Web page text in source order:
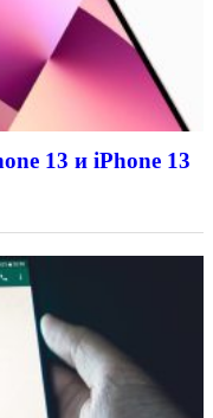
13 и iPhone 13